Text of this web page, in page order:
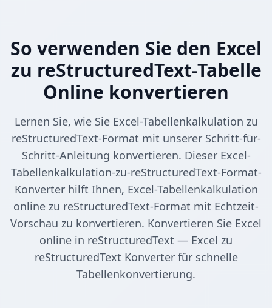
So verwenden Sie den Excel
zu reStructuredText-Tabelle
Online konvertieren
Lernen Sie, wie Sie Excel-Tabellenkalkulation zu
reStructuredText-Format mit unserer Schritt-für-
Schritt-Anleitung konvertieren. Dieser Excel-
Tabellenkalkulation-zu-reStructuredText-Format-
Konverter hilft Ihnen, Excel-Tabellenkalkulation
online zu reStructuredText-Format mit Echtzeit-
Vorschau zu konvertieren. Konvertieren Sie Excel
online in reStructuredText — Excel zu
reStructuredText Konverter für schnelle
Tabellenkonvertierung.